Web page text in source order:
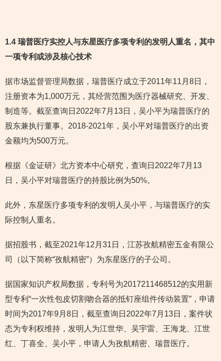
1.4 瑞普医疗实控人与东星医疗多项专利的发明人重名，其中
一项专利或涉及核心技术
据市场监督管理局数据，瑞普医疗成立于2011年11月8日，
注册资本为1,000万元，其经营范围为医疗器械研究、开发、
制造等。截至查询日2022年7月13日，吴小平为瑞普医疗的
股东兼执行董事。2018-2021年，吴小平对瑞普医疗的出资
金额均为500万元。
根据《金证研》北方资本中心研究，查询日2022年7月13
日，吴小平对瑞普医疗的持股比例为50%。
此外，东星医疗多项专利的发明人吴小平，与瑞普医疗的实
际控制人重名。
据招股书，截至2021年12月31日，江苏孜航精密五金有限公
司（以下简称“孜航精密”）为东星医疗的子公司。
据国家知识产权局数据，专利号为2017211468512的实用新
型专利“一次性包皮切割吻合器的抵钉座组件传动装置”，申请
时间为2017年9月8日，截至查询日2022年7月13日，案件状
态为专利权维持，发明人为江世华、吴宇雷、王海龙、江世
红、丁喜全、吴小平，申请人为孜航精密、瑞普医疗。